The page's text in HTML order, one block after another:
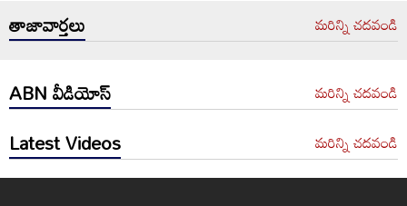
తాజావార్తలు మరిన్ని చదవండి
ABN వీడియోస్ మరిన్ని చదవండి
Latest Videos మరిన్ని చదవండి